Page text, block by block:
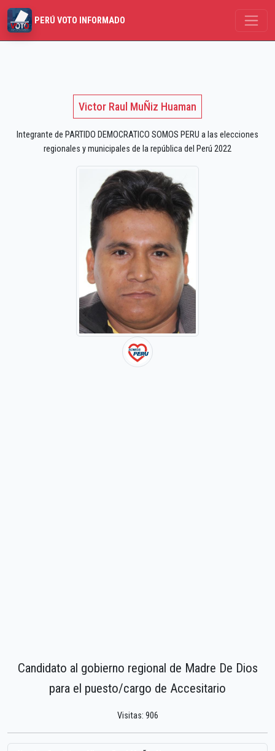
PERÚ VOTO INFORMADO
Victor Raul MuÑiz Huaman
Integrante de PARTIDO DEMOCRATICO SOMOS PERU a las elecciones
regionales y municipales de la república del Perú 2022
Candidato al gobierno regional de Madre De Dios
para el puesto/cargo de Accesitario
Visitas: 906